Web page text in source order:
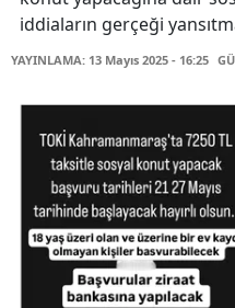
iddiaların gerçeği
YAYINLAMA: 13 Mayıs 2025 - 16:25